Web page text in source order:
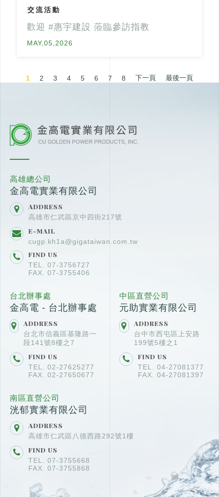
交流活動
歡迎 #惠宇建設 蒞臨參訪指教
MAY,05,2026
1 2 3 4 5 6 7 8 下一頁 最後一頁
高雄總公司
金高電實業有限公司
ADDRESS
高雄市仁武區京中四街217號
E-MAIL
cugp.kh1a@gigataiwan.com.tw
FIND US
TEL. 07-3756727
FAX. 07-3755406
台北辦事處
金高電 - 台北辦事處
ADDRESS
台北市信義區基隆路一
段141號8樓之7
FIND US
TEL. 02-27625277
FAX. 02-27650677
中區直營公司
元助實業有限公司
ADDRESS
台中市西屯區上安路
199號5樓之1
FIND US
TEL. 04-27081377
FAX. 04-27081397
南區直營公司
洸郁實業有限公司
ADDRESS
高雄市仁武區八德西路292號1樓
FIND US
TEL. 07-3755668
FAX. 07-3755868